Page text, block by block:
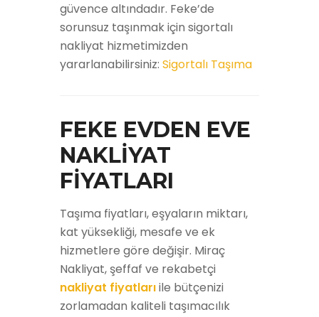
güvence altındadır. Feke’de
sorunsuz taşınmak için sigortalı
nakliyat hizmetimizden
yararlanabilirsiniz: Sigortalı Taşıma
FEKE EVDEN EVE
NAKLİYAT
FİYATLARI
Taşıma fiyatları, eşyaların miktarı,
kat yüksekliği, mesafe ve ek
hizmetlere göre değişir. Miraç
Nakliyat, şeffaf ve rekabetçi
nakliyat fiyatlarıile bütçenizi
zorlamadan kaliteli taşımacılık